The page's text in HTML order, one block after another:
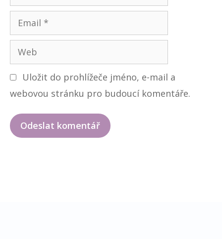
m
n
m
i
l
W
e
b
Uložit do prohlížeče jméno, e-mail a
webovou stránku pro budoucí komentáře.